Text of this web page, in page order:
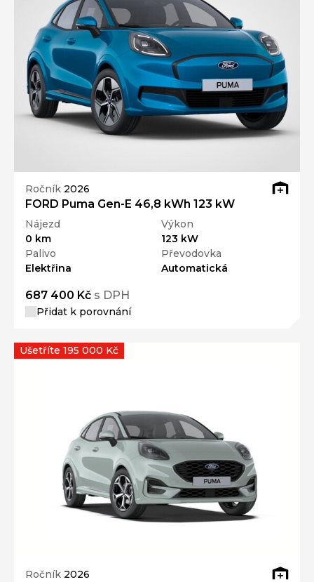
Ročník 2026
FORD Puma Gen-E 46,8 kWh 123 kW
Nájezd
0 km
Výkon
123 kW
Palivo
Elektřina
Převodovka
Automatická
687 400 Kč s DPH
Přidat k porovnání
Ročník 2026
Ušetříte 195 000 Kč